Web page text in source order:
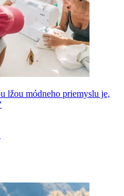
lžou módneho priemyslu je,